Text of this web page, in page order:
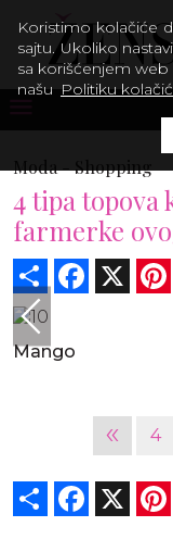
Moda -Shopping
4 tipa topova
farmerke
Share Facebook
Mango
« 4
Share Facebook
Koristimo kolačiće
sajtu. Ukoliko
sa korišćenjem
našu Politiku